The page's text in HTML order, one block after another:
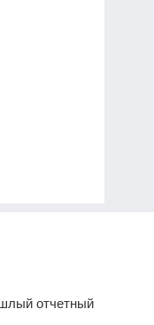
отчетный